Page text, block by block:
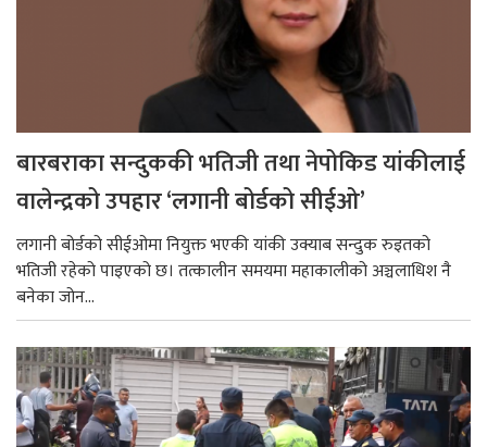
बारबराका सन्दुककी भतिजी तथा नेपोकिड यांकीलाई
वालेन्द्रको उपहार ‘लगानी बोर्डको सीईओ’
लगानी बोर्डको सीईओमा नियुक्त भएकी यांकी उक्याब सन्दुक रुइतको
भतिजी रहेको पाइएको छ। तत्कालीन समयमा महाकालीको अञ्चलाधिश नै
बनेका जोन...